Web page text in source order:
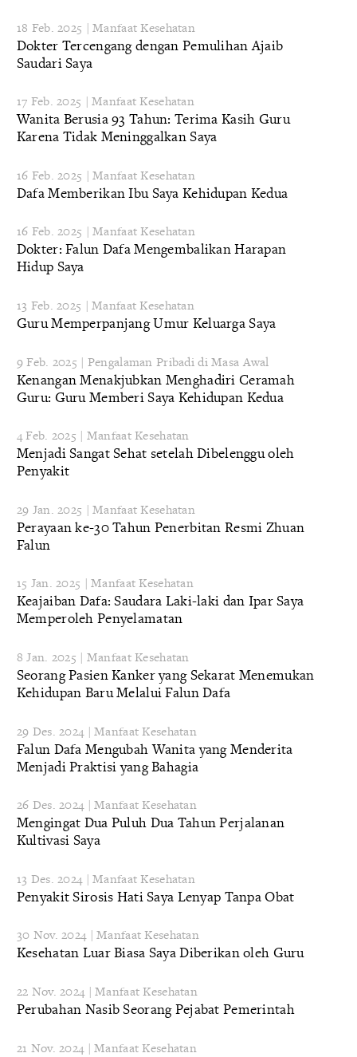
18 Feb. 2025 | Manfaat Kesehatan
Dokter Tercengang dengan Pemulihan Ajaib
Saudari Saya
17 Feb. 2025 | Manfaat Kesehatan
Wanita Berusia 93 Tahun: Terima Kasih Guru
Karena Tidak Meninggalkan Saya
16 Feb. 2025 | Manfaat Kesehatan
Dafa Memberikan Ibu Saya Kehidupan Kedua
16 Feb. 2025 | Manfaat Kesehatan
Dokter: Falun Dafa Mengembalikan Harapan
Hidup Saya
13 Feb. 2025 | Manfaat Kesehatan
Guru Memperpanjang Umur Keluarga Saya
9 Feb. 2025 | Pengalaman Pribadi di Masa Awal
Kenangan Menakjubkan Menghadiri Ceramah
Guru: Guru Memberi Saya Kehidupan Kedua
4 Feb. 2025 | Manfaat Kesehatan
Menjadi Sangat Sehat setelah Dibelenggu oleh
Penyakit
29 Jan. 2025 | Manfaat Kesehatan
Perayaan ke-30 Tahun Penerbitan Resmi Zhuan
Falun
15 Jan. 2025 | Manfaat Kesehatan
Keajaiban Dafa: Saudara Laki-laki dan Ipar Saya
Memperoleh Penyelamatan
8 Jan. 2025 | Manfaat Kesehatan
Seorang Pasien Kanker yang Sekarat Menemukan
Kehidupan Baru Melalui Falun Dafa
29 Des. 2024 | Manfaat Kesehatan
Falun Dafa Mengubah Wanita yang Menderita
Menjadi Praktisi yang Bahagia
26 Des. 2024 | Manfaat Kesehatan
Mengingat Dua Puluh Dua Tahun Perjalanan
Kultivasi Saya
13 Des. 2024 | Manfaat Kesehatan
Penyakit Sirosis Hati Saya Lenyap Tanpa Obat
30 Nov. 2024 | Manfaat Kesehatan
Kesehatan Luar Biasa Saya Diberikan oleh Guru
22 Nov. 2024 | Manfaat Kesehatan
Perubahan Nasib Seorang Pejabat Pemerintah
21 Nov. 2024 | Manfaat Kesehatan